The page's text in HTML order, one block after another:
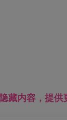
藏内容，提供